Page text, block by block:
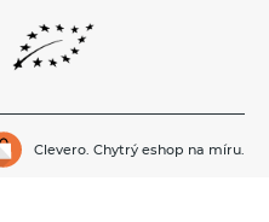
Clevero. Chytrý eshop na míru.